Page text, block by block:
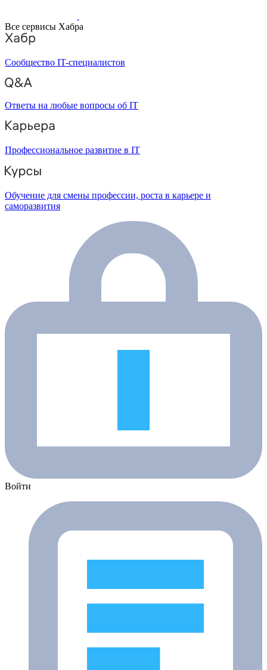
Все сервисы Хабра
Сообщество IT-специалистов
Ответы на любые вопросы об IT
Профессиональное развитие в IT
Обучение для смены профессии, роста в карьере и
саморазвития
Войти